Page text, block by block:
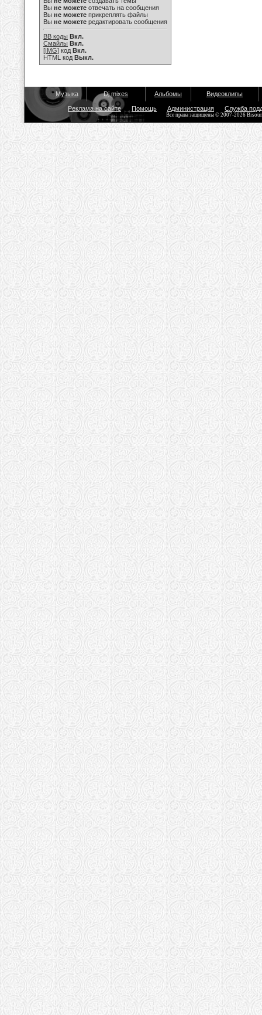
Вы не можете отвечать на сообщения
Вы не можете прикреплять файлы
Вы не можете редактировать сообщения
BB коды Вкл.
Смайлы Вкл.
[IMG] код Вкл.
HTML код Выкл.
Музыка Dj mixes Альбомы Видеоклипы
Реклама на сайте Помощь Администрация Служба
Все права защищены © 2007-2026